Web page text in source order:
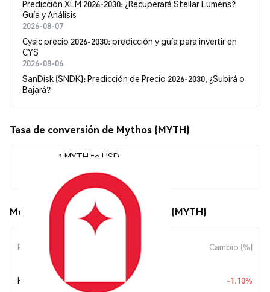
Predicción XLM 2026-2030: ¿Recuperará Stellar Lumens?
Guía y Análisis
2026-08-07
Cysic precio 2026-2030: predicción y guía para invertir en
CYS
2026-08-06
SanDisk (SNDK): Predicción de Precio 2026-2030, ¿Subirá o
Bajará?
Tasa de conversión de Mythos (MYTH)
1 MYTH to USD
$0.00250097
Movimientos de precio de Mythos (MYTH)
Periodo Cambio (%)
Hoy $-0.00002782 -1.10%